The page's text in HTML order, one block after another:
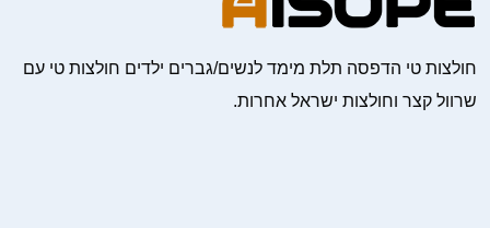
חולצות טי הדפסה תלת מימד לנשים/גברים ילדים חולצות טי עם
שרוול קצר וחולצות ישראל אחרות.